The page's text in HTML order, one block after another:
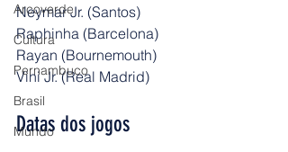
Arcoverde
Cultura
Pernambuco
Brasil
Mundo
Neymar Jr. (Santos)
Raphinha (Barcelona)
Rayan (Bournemouth)
Vini Jr. (Real Madrid)
Datas dos jogos